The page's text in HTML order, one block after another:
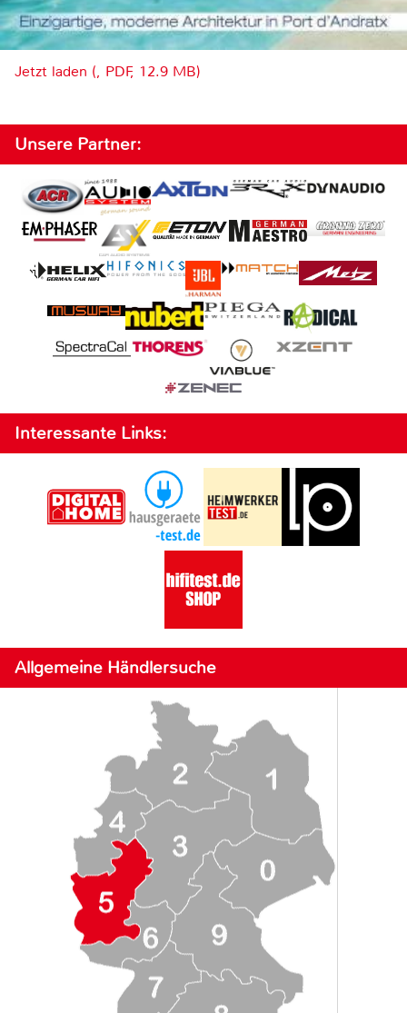
Jetzt laden (, PDF, 12.9 MB)
Unsere Partner:
Interessante Links:
Allgemeine Händlersuche